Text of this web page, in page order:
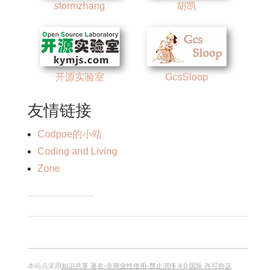
stormzhang 胡凯
开源实验室 GcsSloop
友情链接
Codpoe的小站
Coding and Living
Zone
本站点采用知识共享 署名-非商业性使用-禁止演绎 4.0 国际 许可协议